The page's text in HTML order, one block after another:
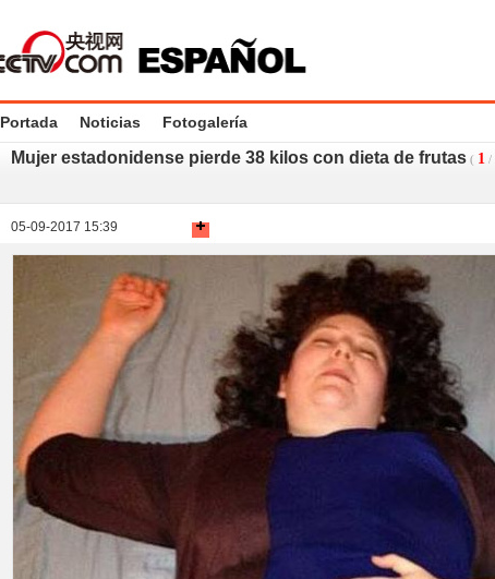
Portada Noticias Fotogalería
Mujer estadonidense pierde 38 kilos con dieta de frutas ( 1 /
05-09-2017 15:39